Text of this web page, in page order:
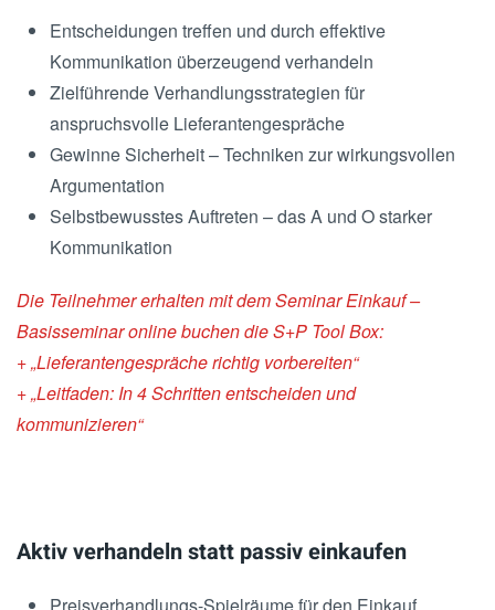
Entscheidungen treffen und durch effektive
Kommunikation überzeugend verhandeln
Zielführende Verhandlungsstrategien für
anspruchsvolle Lieferantengespräche
Gewinne Sicherheit – Techniken zur wirkungsvollen
Argumentation
Selbstbewusstes Auftreten – das A und O starker
Kommunikation
Die Teilnehmer erhalten mit dem Seminar Einkauf –
Basisseminar online buchen die S+P Tool Box:
+ „Lieferantengespräche richtig vorbereiten“
+ „Leitfaden: In 4 Schritten entscheiden und
kommunizieren“
Aktiv verhandeln statt passiv einkaufen